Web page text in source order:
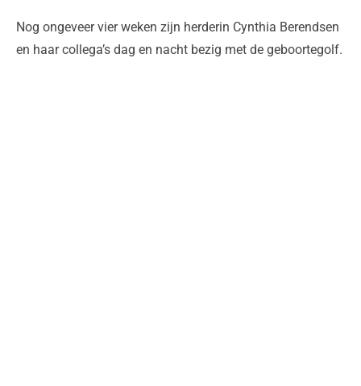
Nog ongeveer vier weken zijn herderin Cynthia Berendsen
en haar collega’s dag en nacht bezig met de geboortegolf.